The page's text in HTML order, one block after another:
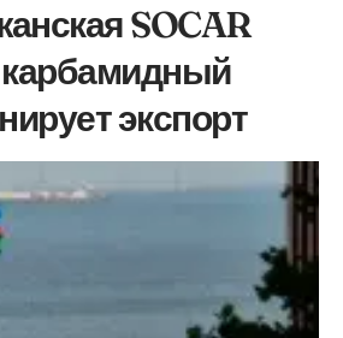
SOCAR
карбамидный
экспорт